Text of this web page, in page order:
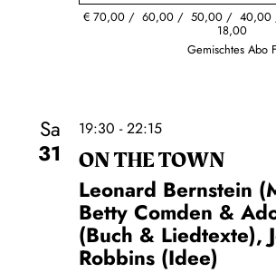
€ 70,00 60,00 50,00 40,00
18,00
Gemischtes Abo F
Sa
31
19:30 - 22:15
ON THE TOWN
Leonard Bernstein
Betty Comden &
(Buch & Liedtexte),
Robbins (Idee)